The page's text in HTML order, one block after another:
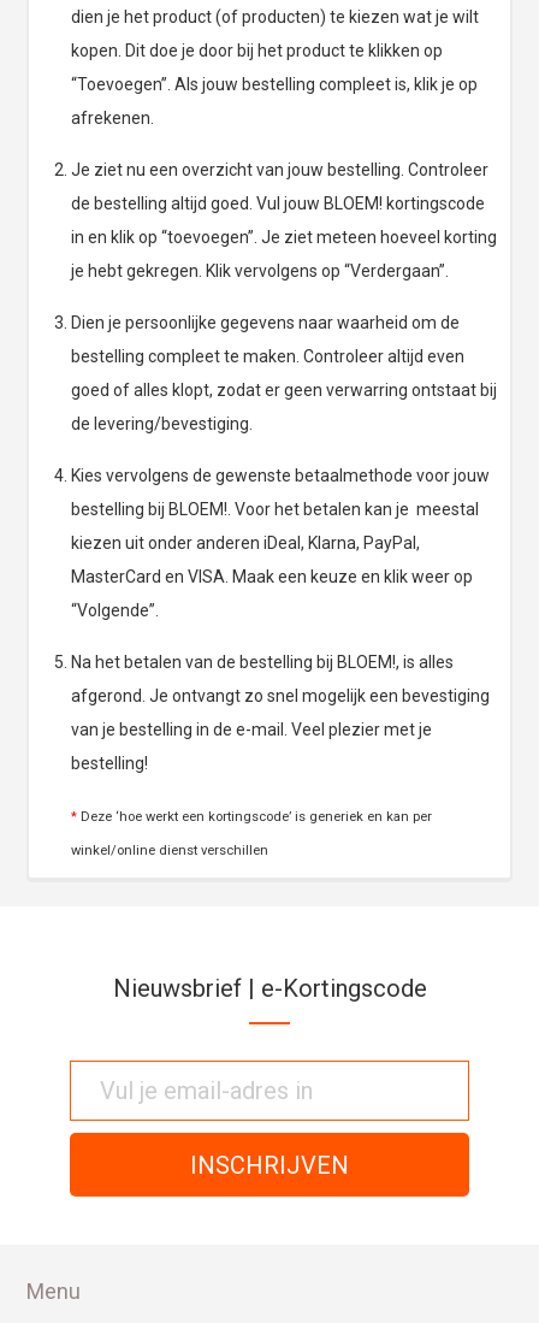
dien je het product (of producten) te kiezen wat je wilt
kopen. Dit doe je door bij het product te klikken op
“Toevoegen”. Als jouw bestelling compleet is, klik je op
afrekenen.
Je ziet nu een overzicht van jouw bestelling. Controleer
de bestelling altijd goed. Vul jouw BLOEM! kortingscode
in en klik op “toevoegen”. Je ziet meteen hoeveel korting
je hebt gekregen. Klik vervolgens op “Verdergaan”.
Dien je persoonlijke gegevens naar waarheid om de
bestelling compleet te maken. Controleer altijd even
goed of alles klopt, zodat er geen verwarring ontstaat bij
de levering/bevestiging.
Kies vervolgens de gewenste betaalmethode voor jouw
bestelling bij BLOEM!. Voor het betalen kan je meestal
kiezen uit onder anderen iDeal, Klarna, PayPal,
MasterCard en VISA. Maak een keuze en klik weer op
“Volgende”.
Na het betalen van de bestelling bij BLOEM!, is alles
afgerond. Je ontvangt zo snel mogelijk een bevestiging
van je bestelling in de e-mail. Veel plezier met je
bestelling!
* Deze ‘hoe werkt een kortingscode’ is generiek en kan per
winkel/online dienst verschillen
Nieuwsbrief | e-Kortingscode
Menu